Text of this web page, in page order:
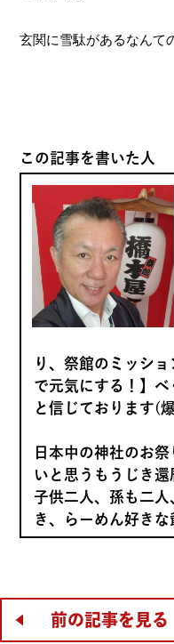
玄関に雪駄があるなんて
この記事を書いた人
り、祭館のミッシ
で元気にする！】
と信じております(
日本中の神社のお
いと思うもうじき還
子供二人、孫も二
き、らーめん好きな
前の記事を見る